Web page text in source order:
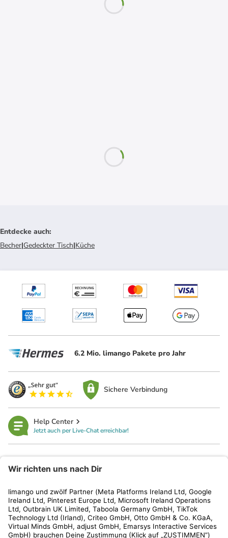
Entdecke auch:
Becher|Gedeckter Tisch|Küche
6.2 Mio. limango Pakete pro Jahr
Sichere Verbindung
Help Center
Jetzt auch per Live-Chat erreichbar!
Kundenservice
Shop